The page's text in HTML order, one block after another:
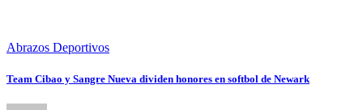
Abrazos Deportivos
Team Cibao y Sangre Nueva dividen honores en softbol de Newark